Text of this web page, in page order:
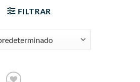
FILTRAR